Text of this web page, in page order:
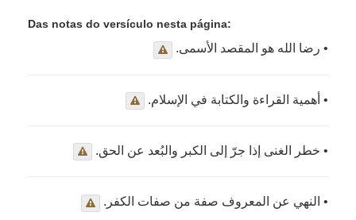
Das notas do versículo nesta página:
• رضا الله هو المقصد الأسمى.
• أهمية القراءة والكتابة في الإسلام.
• خطر الغنى إذا جرّ إلى الكبر والبُعد عن الحق.
• النهي عن المعروف صفة من صفات الكفر.